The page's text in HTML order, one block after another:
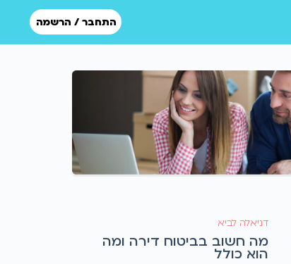
התחבר / הרשמה
דניאלה לביא
מה חשוב בביטוח דירה ומה
הוא כולל